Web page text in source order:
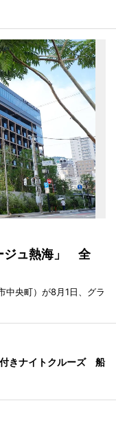
ジュ熱海」 全
中央町）が8月1日、グラ
きナイトクルーズ 船